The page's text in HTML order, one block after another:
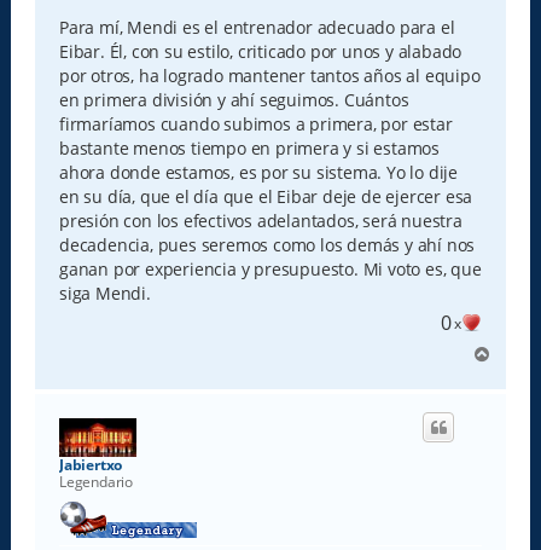
s
a
j
e
Para mí, Mendi es el entrenador adecuado para el
Eibar. Él, con su estilo, criticado por unos y alabado
por otros, ha logrado mantener tantos años al equipo
en primera división y ahí seguimos. Cuántos
firmaríamos cuando subimos a primera, por estar
bastante menos tiempo en primera y si estamos
ahora donde estamos, es por su sistema. Yo lo dije
en su día, que el día que el Eibar deje de ejercer esa
presión con los efectivos adelantados, será nuestra
decadencia, pues seremos como los demás y ahí nos
ganan por experiencia y presupuesto. Mi voto es, que
siga Mendi.
0x
r
Jabiertxo
Legendario